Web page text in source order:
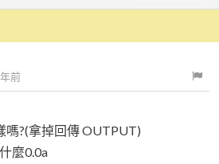
前
嗎?(拿掉回傳 OUTPUT)
麼0.0a